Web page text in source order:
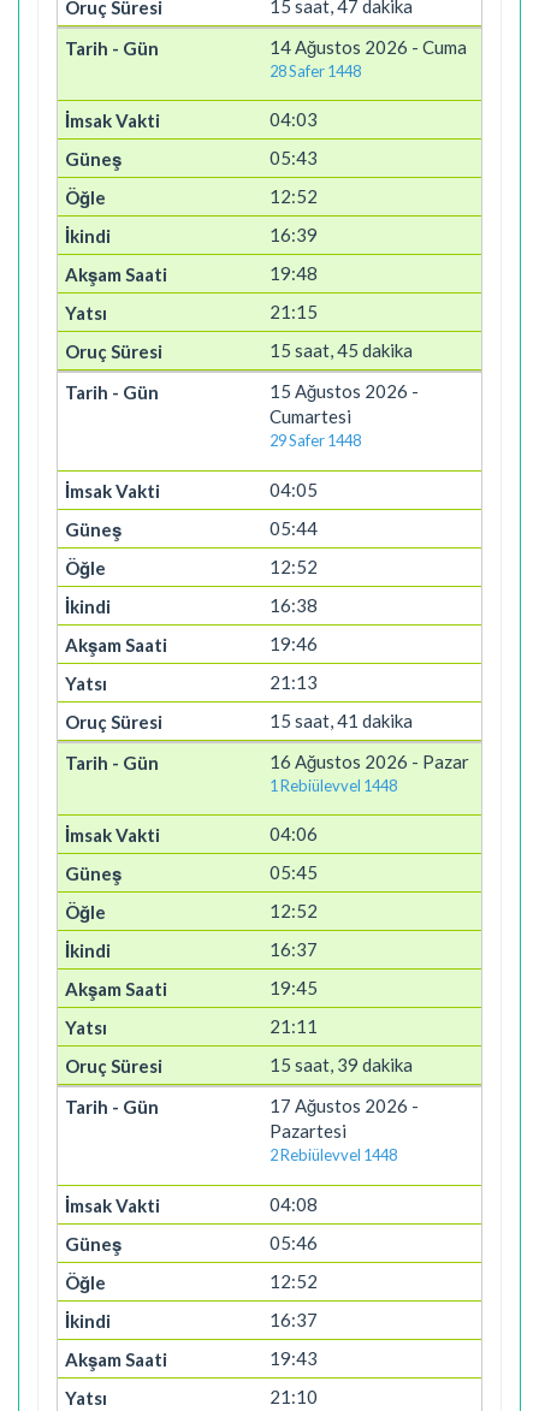
15 saat, 47 dakika
14 Ağustos 2026 - Cuma
28 Safer 1448
04:03
05:43
12:52
16:39
19:48
21:15
15 saat, 45 dakika
15 Ağustos 2026 -
Cumartesi
29 Safer 1448
04:05
05:44
12:52
16:38
19:46
21:13
15 saat, 41 dakika
16 Ağustos 2026 - Pazar
1 Rebiülevvel 1448
04:06
05:45
12:52
16:37
19:45
21:11
15 saat, 39 dakika
17 Ağustos 2026 -
Pazartesi
2 Rebiülevvel 1448
04:08
05:46
12:52
16:37
19:43
21:10